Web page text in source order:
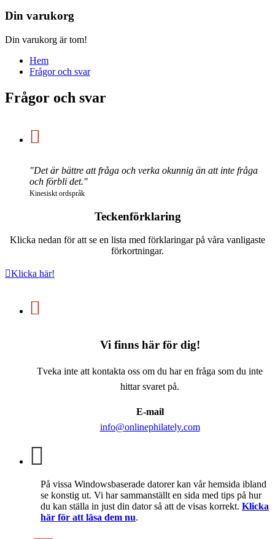
Din varukorg
Din varukorg är tom!
Hem
Frågor och svar
Frågor och svar
"Det är bättre att fråga och verka okunnig än att inte fråga
och förbli det."
Kinesiskt ordspråk
Teckenförklaring
Klicka nedan för att se en lista med förklaringar på våra vanligaste
förkortningar.
Klicka här!
Vi finns här för dig!
Tveka inte att kontakta oss om du har en fråga som du inte
hittar svaret på.
E-mail
info@onlinephilately.com
På vissa Windowsbaserade datorer kan vår hemsida ibland
se konstig ut. Vi har sammanställt en sida med tips på hur
du kan ställa in just din dator så att de visas korrekt. Klicka
här för att läsa dem nu.